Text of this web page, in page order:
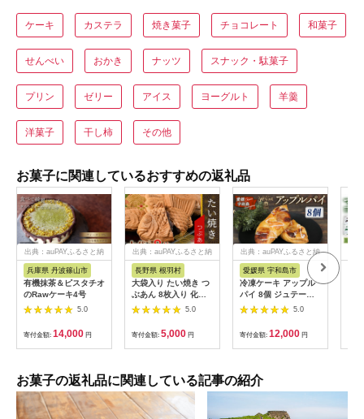
ケーキ カステラ 焼き菓子 チョコレート 和菓子
せんべい おかき ナッツ スナック・駄菓子
プリン ゼリー アイス ヨーグルト 羊羹
洋菓子 干し柿 その他
お菓子に関連しているおすすめの返礼品
出典：auPAYふるさと納
兵庫県 丹波篠山市
有機抹茶＆ピスタチオ
のRawケーキ4号
5.0
寄付金額: 14,000 円
出典：auPAYふるさと納
長野県 根羽村
大袋入り たい焼き つ
ぶあん 8枚入り 化学
添加物不使用 大袋 羽
根付き 和菓子 訳あり
たいやき 鯛焼き お祝
い めで鯛 5000円
5.0
寄付金額: 5,000 円
出典：auPAYふるさと納
愛媛県 宇和島市
冷凍ケーキ アップル
パイ 8個 ジュテーム
寿提夢 父の日 スイー
ツ お菓子 デザート お
やつ 美味しい 焼菓子
お菓子 おやつ 洋菓子
焼き菓子 アップル り
プレゼント ギフト お
祝い 記念日 誕生日 誕
5.0
寄付金額: 12,000 円
お菓子の返礼品に関連している記事の紹介